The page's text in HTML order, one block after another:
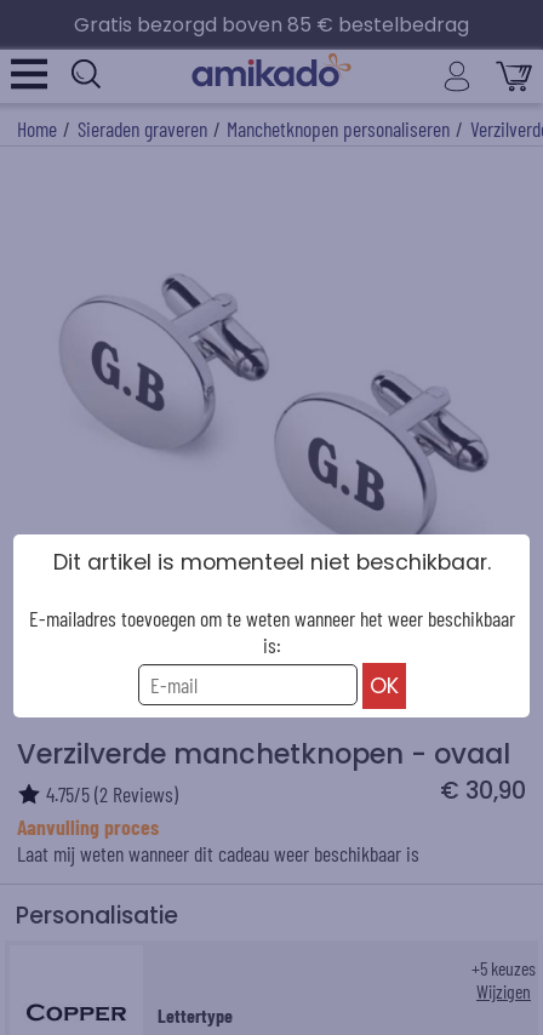
Gratis bezorgd boven 85 € bestelbedrag
Home / Sieraden graveren / Manchetknopen personaliseren /
Verzilverde manchetknopen - ovaal
€ 30,90
Aanvulling proces
Laat mij weten wanneer dit cadeau weer beschikbaar is
4.75/5(2 Reviews)
Personalisatie
Lettertype
+5 keuzes
Wijzigen
Dit artikel is momenteel niet beschikbaar.
E-mailadres toevoegen om te weten wanneer het weer beschikbaar
is: